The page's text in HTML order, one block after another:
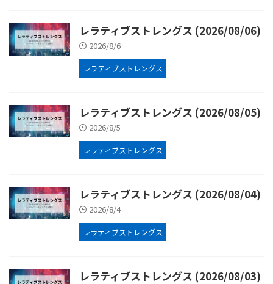
レラティブストレングス (2026/08/06)
2026/8/6
レラティブストレングス
レラティブストレングス (2026/08/05)
2026/8/5
レラティブストレングス
レラティブストレングス (2026/08/04)
2026/8/4
レラティブストレングス
レラティブストレングス (2026/08/03)